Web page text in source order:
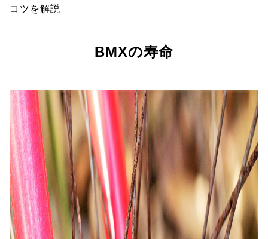
コツを解説
BMXの寿命